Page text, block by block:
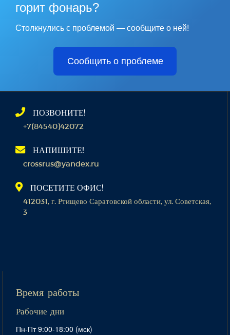
горит фонарь?
Столкнулись с проблемой — сообщите о ней!
Сообщить о проблеме
ПОЗВОНИТЕ!
+7(84540)42072
НАПИШИТЕ!
crossrus@yandex.ru
ПОСЕТИТЕ ОФИС!
412031, г. Ртищево Саратовской области, ул. Советская,
3
Время работы
Рабочие дни
Пн-Пт 9:00-18:00 (мск)